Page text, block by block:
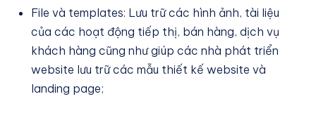
File và templates: Lưu trữ các hình ảnh, tài liệu
của các hoạt động tiếp thị, bán hàng, dịch vụ
khách hàng cũng như giúp các nhà phát triển
website lưu trữ các mẫu thiết kế website và
landing page;